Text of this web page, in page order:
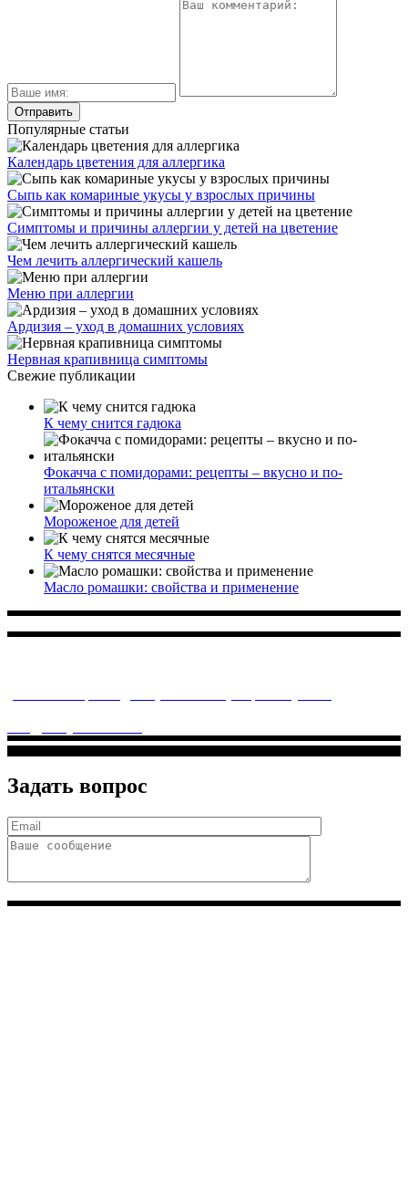
Популярные статьи
Календарь цветения для аллергика
Сыпь как комариные укусы у взрослых причины
Симптомы и причины аллергии у детей на цветение
Чем лечить аллергический кашель
Меню при аллергии
Ардизия – уход в домашних условиях
Нервная крапивница симптомы
Свежие публикации
К чему снится гадюка
Фокачча с помидорами: рецепты – вкусно и по-
итальянски
Мороженое для детей
К чему снятся месячные
Масло ромашки: свойства и применение
Задать вопрос